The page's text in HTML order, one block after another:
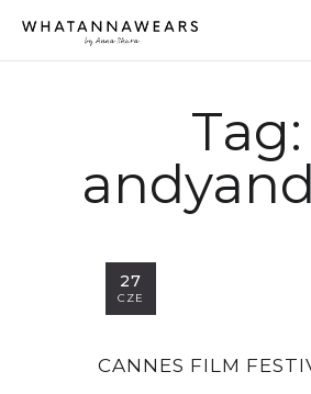
Tag:
27
CZE
CANNES FILM